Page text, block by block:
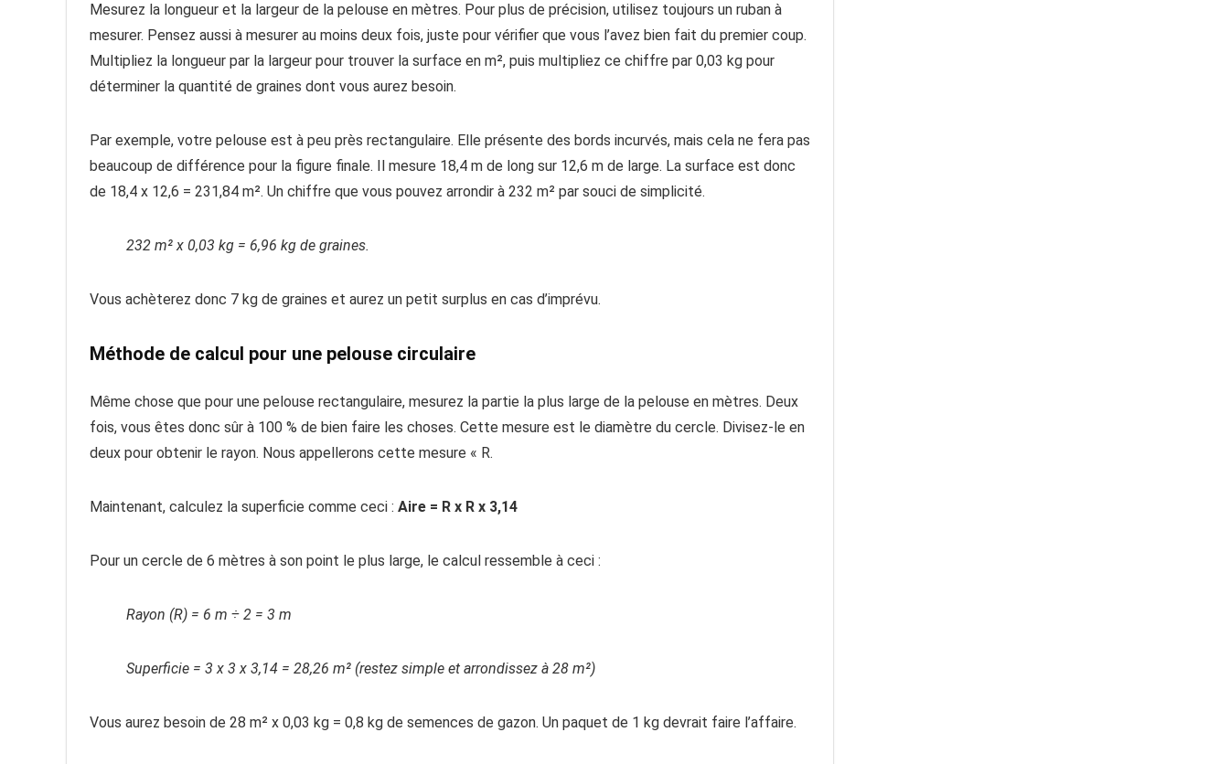
Mesurez la longueur et la largeur de la pelouse en mètres. Pour plus de précision, utilisez toujours un ruban à
mesurer. Pensez aussi à mesurer au moins deux fois, juste pour vérifier que vous l’avez bien fait du premier coup.
Multipliez la longueur par la largeur pour trouver la surface en m², puis multipliez ce chiffre par 0,03 kg pour
déterminer la quantité de graines dont vous aurez besoin.
Par exemple, votre pelouse est à peu près rectangulaire. Elle présente des bords incurvés, mais cela ne fera pas
beaucoup de différence pour la figure finale. Il mesure 18,4 m de long sur 12,6 m de large. La surface est donc
de 18,4 x 12,6 = 231,84 m². Un chiffre que vous pouvez arrondir à 232 m² par souci de simplicité.
232 m² x 0,03 kg = 6,96 kg de graines.
Vous achèterez donc 7 kg de graines et aurez un petit surplus en cas d’imprévu.
Méthode de calcul pour une pelouse circulaire
Même chose que pour une pelouse rectangulaire, mesurez la partie la plus large de la pelouse en mètres. Deux
fois, vous êtes donc sûr à 100 % de bien faire les choses. Cette mesure est le diamètre du cercle. Divisez-le en
deux pour obtenir le rayon. Nous appellerons cette mesure « R.
Maintenant, calculez la superficie comme ceci : Aire = R x R x 3,14
Pour un cercle de 6 mètres à son point le plus large, le calcul ressemble à ceci :
Rayon (R) = 6 m ÷ 2 = 3 m
Superficie = 3 x 3 x 3,14 = 28,26 m² (restez simple et arrondissez à 28 m²)
Vous aurez besoin de 28 m² x 0,03 kg = 0,8 kg de semences de gazon. Un paquet de 1 kg devrait faire l’affaire.